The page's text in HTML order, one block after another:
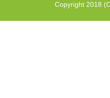
Copyright 2018